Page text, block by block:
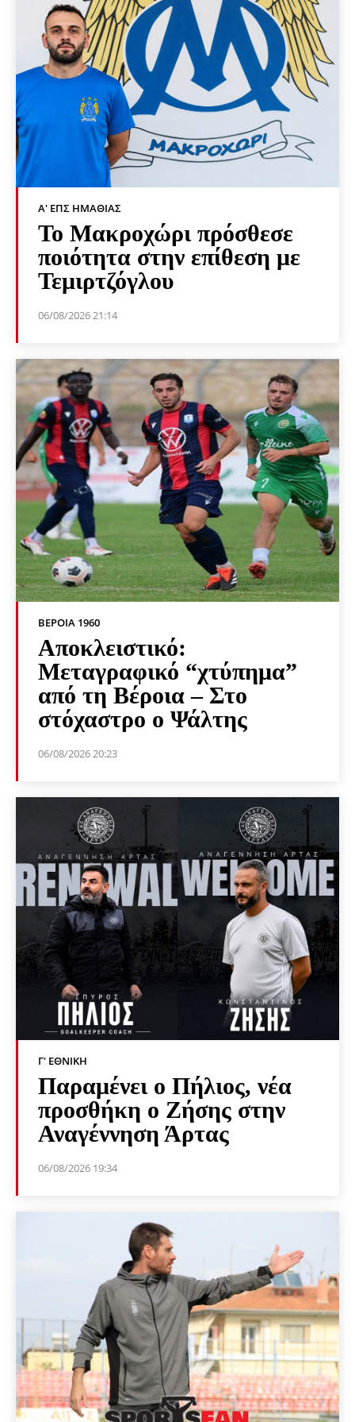
Α' ΕΠΣ ΗΜΑΘΊΑΣ
Το Μακροχώρι πρόσθεσε
ποιότητα στην επίθεση με
Τεμιρτζόγλου
06/08/2026 21:14
ΒΕΡΟΙΑ 1960
Αποκλειστικό:
Μεταγραφικό “χτύπημα”
από τη Βέροια – Στο
στόχαστρο ο Ψάλτης
06/08/2026 20:23
Γ' ΕΘΝΙΚΉ
Παραμένει ο Πήλιος, νέα
προσθήκη ο Ζήσης στην
Αναγέννηση Άρτας
06/08/2026 19:34